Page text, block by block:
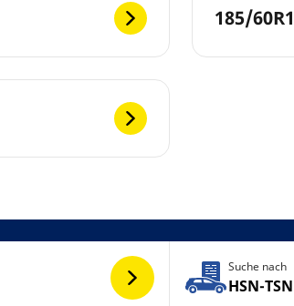
185/
Suche nach
HSN-TSN